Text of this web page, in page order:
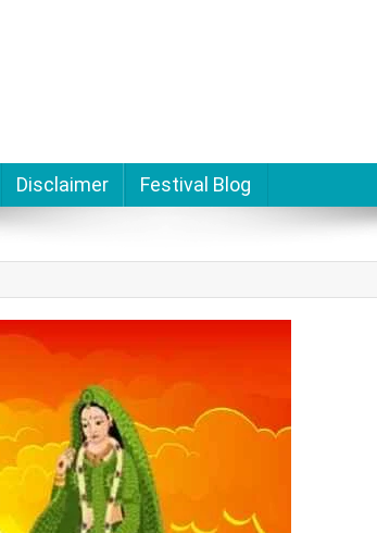
Disclaimer Festival Blog